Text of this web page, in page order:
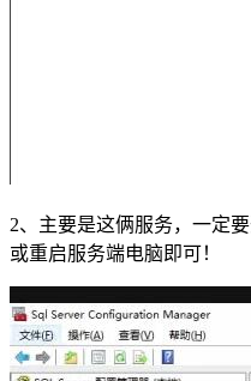
2、主要是这俩服务，一定
或重启服务端电脑即可！